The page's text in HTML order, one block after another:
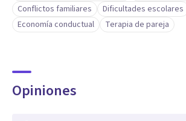
Conflictos familiares
Dificultades escolares
Economía conductual
Terapia de pareja
Opiniones